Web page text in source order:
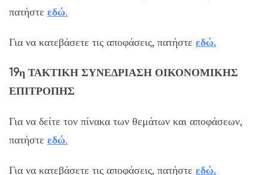
πατήστε εδώ.
Για να κατεβάσετε τις αποφάσεις, πατήστε εδώ.
19η ΤΑΚΤΙΚΗ ΣΥΝΕΔΡΙΑΣΗ ΟΙΚΟΝΟΜΙΚΗΣ
ΕΠΙΤΡΟΠΗΣ
Για να δείτε τον πίνακα των θεμάτων και αποφάσεων,
πατήστε εδώ.
Για να κατεβάσετε τις αποφάσεις, πατήστε εδώ.